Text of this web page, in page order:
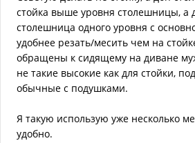
стойка выше уровня столешницы, а
столешница одного уровня с
удобнее резать/месить чем на
обращены к сидящему на диване
не такие высокие как для стойки,
обычные с подушками.
Я такую использую уже несколько
удобно.